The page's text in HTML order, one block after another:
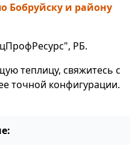
Бобруйску и району
РБ.
теплицу, свяжитесь с
точной конфигурации.